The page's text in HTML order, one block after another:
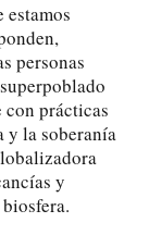
personas
con prácticas
y la soberanía
y